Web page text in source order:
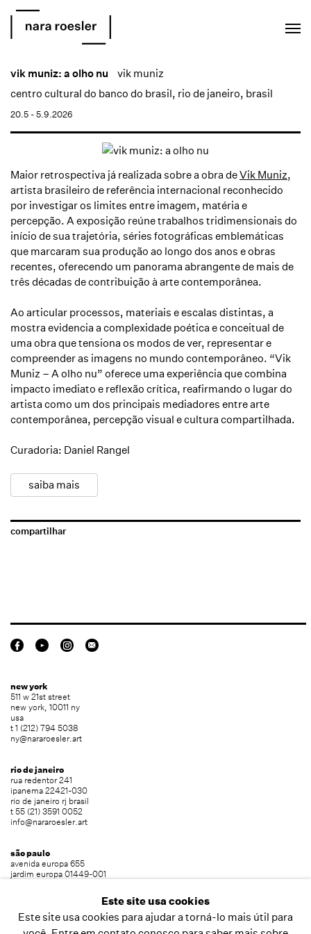
vik muniz: a olho nu
vik muniz
centro cultural do banco do brasil, rio de janeiro, brasil
20.5 - 5.9.2026
Maior retrospectiva já realizada sobre a obra deVik Muniz,
artista brasileiro de referência internacional reconhecido
por investigar os limites entre imagem, matéria e
percepção. A exposição reúne trabalhos tridimensionais do
início de sua trajetória, séries fotográficas emblemáticas
que marcaram sua produção ao longo dos anos e obras
recentes, oferecendo um panorama abrangente de mais de
três décadas de contribuição à arte contemporânea.
Ao articular processos, materiais e escalas distintas, a
mostra evidencia a complexidade poética e conceitual de
uma obra que tensiona os modos de ver, representar e
compreender as imagens no mundo contemporâneo. “Vik
Muniz – A olho nu” oferece uma experiência que combina
impacto imediato e reflexão crítica, reafirmando o lugar do
artista como um dos principais mediadores entre arte
contemporânea, percepção visual e cultura compartilhada.
Curadoria: Daniel Rangel
saiba mais
compartilhar
new york
511 w 21st street
new york, 10011 ny
usa
t 1 (212) 794 5038
ny@nararoesler.art
rio de janeiro
rua redentor 241
ipanema 22421-030
rio de janeiro rj brasil
t 55 (21) 3591 0052
info@nararoesler.art
são paulo
avenida europa 655
jardim europa 01449-001
Este site usa cookies
Este site usa cookies para ajudar a torná-lo mais útil para